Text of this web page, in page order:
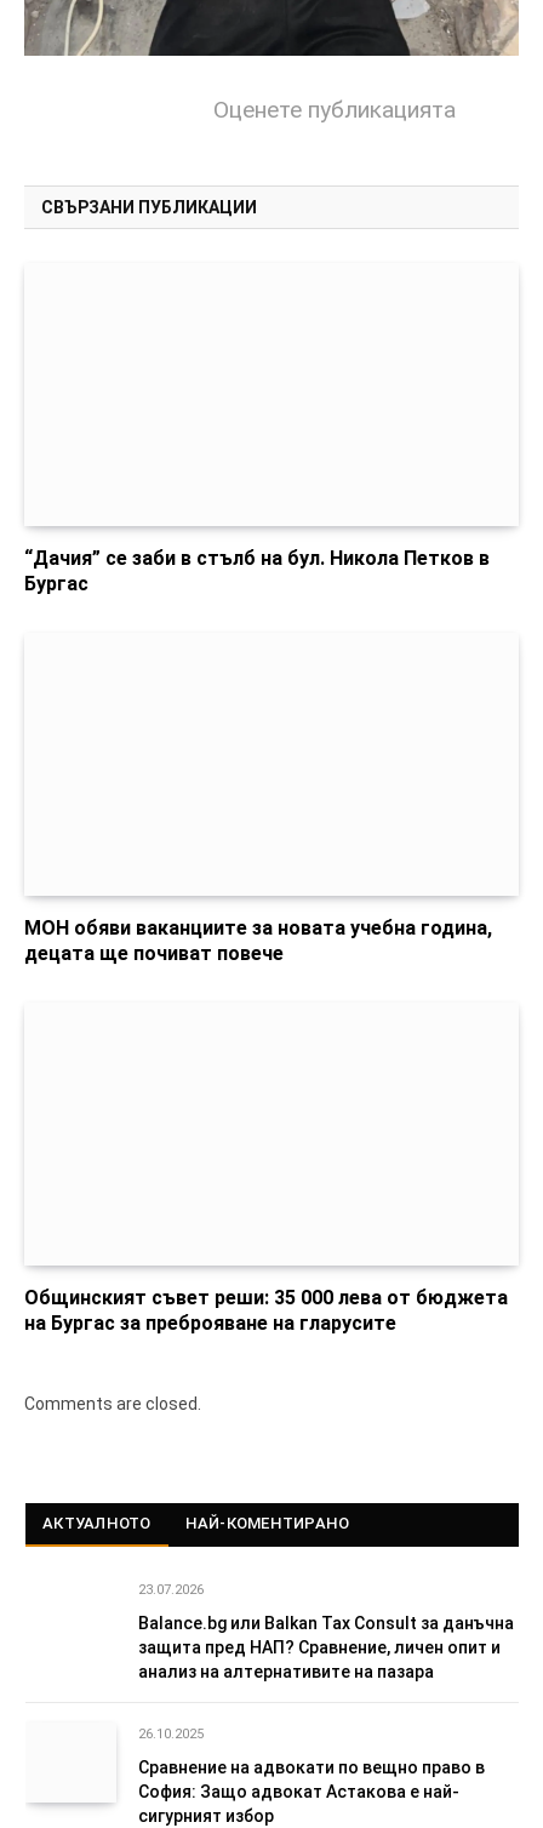
Оценете публикацията
СВЪРЗАНИ ПУБЛИКАЦИИ
“Дачия” се заби в стълб на бул. Никола Петков в
Бургас
МОН обяви ваканциите за новата учебна година,
децата ще почиват повече
Общинският съвет реши: 35 000 лева от бюджета
на Бургас за преброяване на гларусите
Comments are closed.
АКТУАЛНОТО НАЙ-КОМЕНТИРАНО
23.07.2026
Balance.bg или Balkan Tax Consult за данъчна
защита пред НАП? Сравнение, личен опит и
анализ на алтернативите на пазара
26.10.2025
Сравнение на адвокати по вещно право в
София: Защо адвокат Астакова е най-
сигурният избор